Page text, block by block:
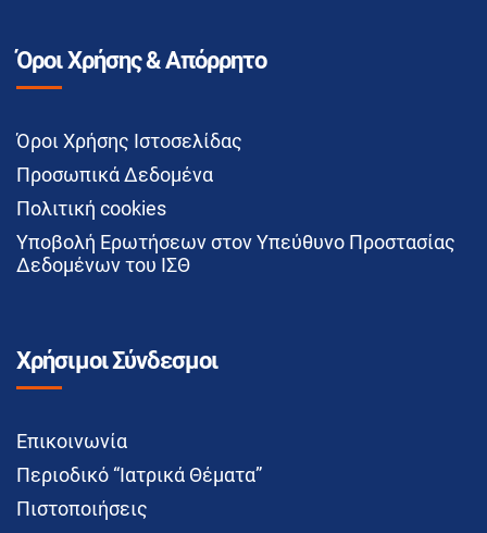
Όροι Χρήσης & Απόρρητο
Όροι Χρήσης Ιστοσελίδας
Προσωπικά Δεδομένα
Πολιτική cookies
Υποβολή Ερωτήσεων στον Υπεύθυνο Προστασίας
Δεδομένων του ΙΣΘ
Χρήσιμοι Σύνδεσμοι
Επικοινωνία
Περιοδικό “Ιατρικά Θέματα”
Πιστοποιήσεις